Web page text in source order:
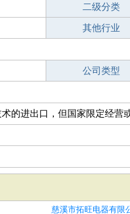
二级分类
其他行业
公司类型
的进出口，但国家限定经营
慈溪市拓旺电器有限